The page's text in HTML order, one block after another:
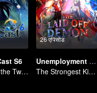
S6
Secrets of the Twenty-Four Valleys, Reunited with an Old Friend in Shu.
26 एपिसोड
Unemployment Devil
The Strongest King in the Demon World Suddenly Gets Laid Off?